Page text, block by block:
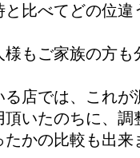
比べてどの位
もご家族の方
店では、これが
いたのちに、
かの比較も出来